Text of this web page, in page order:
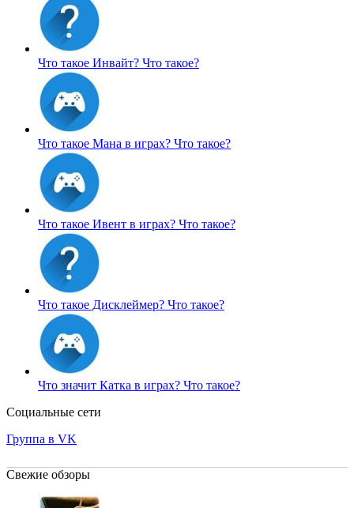
Что такое Инвайт? Что такое?
Что такое Мана в играх? Что такое?
Что такое Ивент в играх? Что такое?
Что такое Дисклеймер? Что такое?
Что значит Катка в играх? Что такое?
Социальные сети
Группа в VK
Свежие обзоры